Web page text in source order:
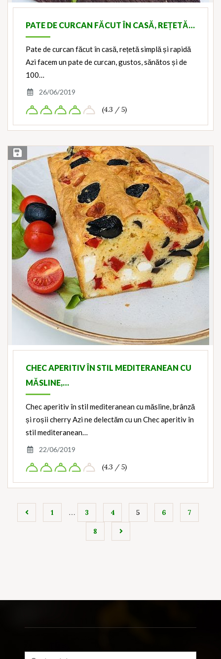
PATE DE CURCAN FĂCUT ÎN CASĂ, REȚETĂ…
Pate de curcan făcut în casă, rețetă simplă și rapidă
Azi facem un pate de curcan, gustos, sănătos și de
100…
26/06/2019
(4.3 / 5)
Save Recipe
CHEC APERITIV ÎN STIL MEDITERANEAN CU
MĂSLINE,…
Chec aperitiv în stil mediteranean cu măsline, brânză
și roșii cherry Azi ne delectăm cu un Chec aperitiv în
stil mediteranean…
22/06/2019
(4.3 / 5)
1 … 3 4 5 6 7
8
Search